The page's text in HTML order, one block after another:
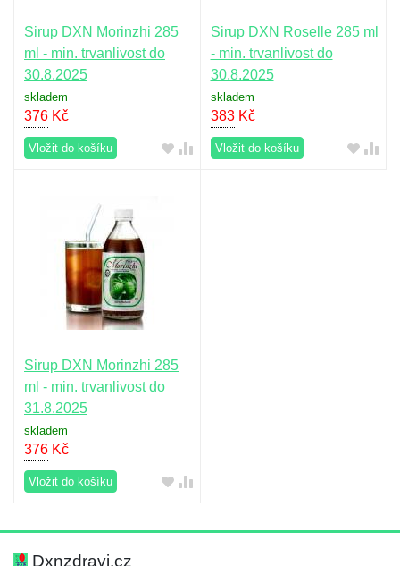
Sirup DXN Morinzhi 285
ml - min. trvanlivost do
30.8.2025
skladem
376 Kč
Vložit do košíku
Sirup DXN Roselle 285 ml
- min. trvanlivost do
30.8.2025
skladem
383Kč
Vložit do košíku
Sirup DXN Morinzhi 285
ml - min. trvanlivost do
31.8.2025
skladem
376 Kč
Vložit do košíku
Dxnzdravi.cz